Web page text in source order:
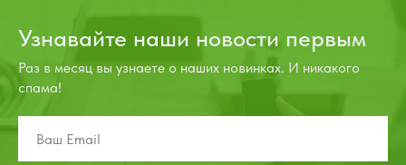
Узнавайте наши новости первым
Раз в месяц вы узнаете о наших новинках. И никакого
спама!